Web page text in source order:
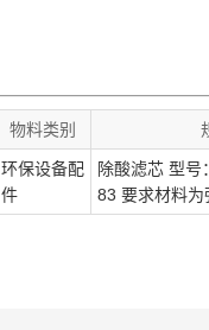
物料类别
环保设备配
件
除酸滤芯 型号
83 要求材料为